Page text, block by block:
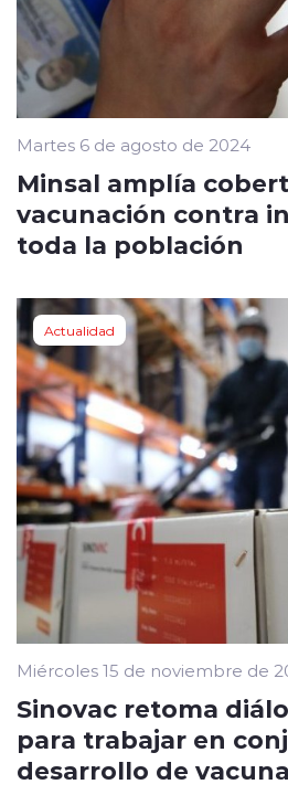
Martes 6 de agosto de 2024
Minsal amplía
vacunación contra
toda la población
Actualidad
Miércoles 15 de noviembre de
Sinovac retoma
para trabajar en
desarrollo de